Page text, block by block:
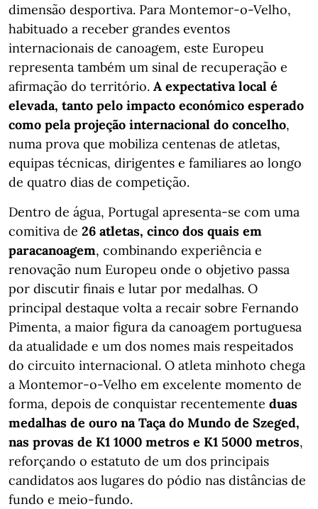
dimensão desportiva. Para Montemor-o-Velho,
habituado a receber grandes eventos
internacionais de canoagem, este Europeu
representa também um sinal de recuperação e
afirmação do território. A expectativa local é
elevada, tanto pelo impacto económico esperado
como pela projeção internacional do concelho,
numa prova que mobiliza centenas de atletas,
equipas técnicas, dirigentes e familiares ao longo
de quatro dias de competição.
Dentro de água, Portugal apresenta-se com uma
comitiva de 26 atletas, cinco dos quais em
paracanoagem, combinando experiência e
renovação num Europeu onde o objetivo passa
por discutir finais e lutar por medalhas. O
principal destaque volta a recair sobre Fernando
Pimenta, a maior figura da canoagem portuguesa
da atualidade e um dos nomes mais respeitados
do circuito internacional. O atleta minhoto chega
a Montemor-o-Velho em excelente momento de
forma, depois de conquistar recentemente duas
medalhas de ouro na Taça do Mundo de Szeged,
nas provas de K1 1000 metros e K1 5000 metros,
reforçando o estatuto de um dos principais
candidatos aos lugares do pódio nas distâncias de
fundo e meio-fundo.